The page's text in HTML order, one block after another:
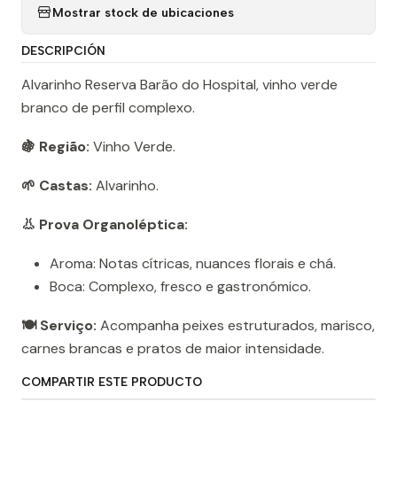
Mostrar stock de ubicaciones
DESCRIPCIÓN
Alvarinho Reserva Barão do Hospital, vinho verde
branco de perfil complexo.
🍇 Região: Vinho Verde.
🌱 Castas: Alvarinho.
👃 Prova Organoléptica:
Aroma: Notas cítricas, nuances florais e chá.
Boca: Complexo, fresco e gastronómico.
🍽️ Serviço: Acompanha peixes estruturados, marisco,
carnes brancas e pratos de maior intensidade.
COMPARTIR ESTE PRODUCTO